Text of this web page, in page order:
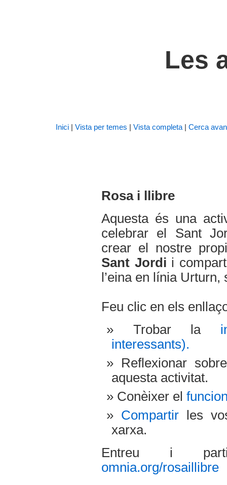
Les
Inici | Vista per temes | Vista completa | Cerca
Rosa i llibre
Aquesta és una
celebrar el Sant
crear el nostre
Sant Jordi i
l’eina en línia Urturn,
Feu clic en els
Trobar la
interessants).
Reflexionar
aquesta activitat.
Conèixer el
Compartirles
xarxa.
Entreu i
omnia.org/rosaillibre